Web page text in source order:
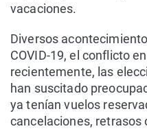
vacaciones.
Diversos
COVID-19, el conflicto
recientemente, las
han suscitado
ya tenían vuelos
cancelaciones, retrasos